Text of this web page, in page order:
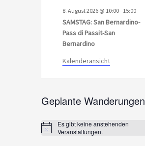
8. August 2026 @ 10:00- 15:00
SAMSTAG: San Bernardino-
Pass di Passit-San
Bernardino
Kalenderansicht
Geplante Wanderungen
Notice
Es gibt keine anstehenden
Veranstaltungen.